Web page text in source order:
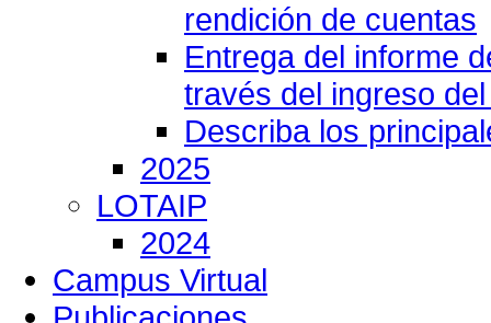
rendición de cuentas
Entrega del informe
través del ingreso
Describa los
2025
LOTAIP
2024
Campus Virtual